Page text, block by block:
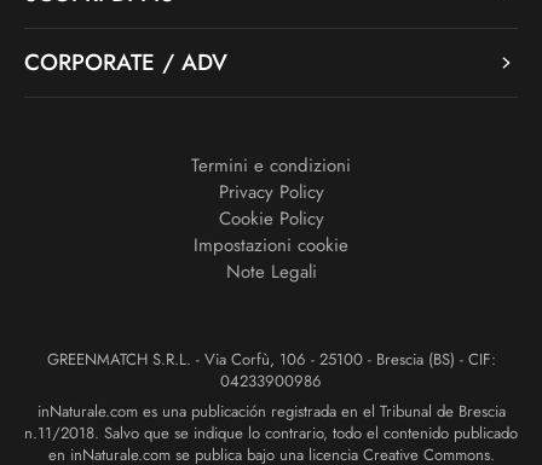
CORPORATE / ADV
Termini e condizioni
Privacy Policy
Cookie Policy
Impostazioni cookie
Note Legali
GREENMATCH S.R.L. - Via Corfù, 106 - 25100 - Brescia (BS) - CIF:
04233900986
inNaturale.com es una publicación registrada en el Tribunal de Brescia
n.11/2018. Salvo que se indique lo contrario, todo el contenido publicado
en inNaturale.com se publica bajo una licencia Creative Commons.